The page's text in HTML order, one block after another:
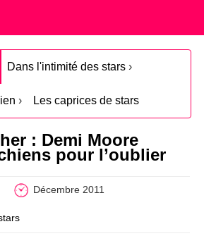
Dans l'intimité des stars ›
› Les caprices de stars
: Demi Moore
pour l’oublier
Décembre 2011